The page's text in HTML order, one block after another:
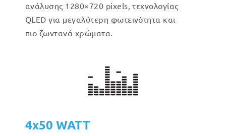
ανάλυσης 1280×720 pixels, τεχνολογίας
QLED για μεγαλύτερη φωτεινότητα και
πιο ζωντανά χρώματα.
4x50 WATT